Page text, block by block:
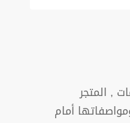
, المتجر
أمام